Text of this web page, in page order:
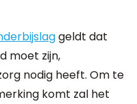
geldt dat
moet zijn,
nodig heeft. Om te
komt zal het